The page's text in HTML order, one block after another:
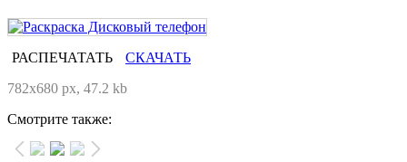
РАСПЕЧАТАТЬ
СКАЧАТЬ
782x680 px, 47.2 kb
Смотрите также: